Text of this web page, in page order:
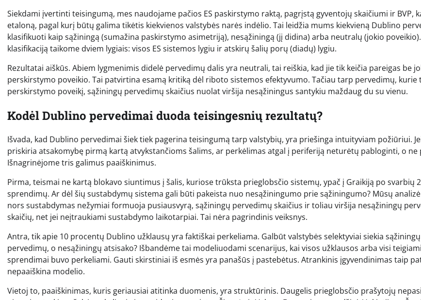
Siekdami įvertinti teisingumą, mes naudojame pačios ES paskirstymo raktą, pagrįstą gyventojų skaičiumi ir BVP,
etaloną, pagal kurį būtų galima tikėtis kiekvienos valstybės narės indėlio. Tai leidžia mums kiekvieną Dublino
klasifikuoti kaip sąžiningą (sumažina paskirstymo asimetriją), nesąžiningą (jį didina) arba neutralų (jokio
klasifikaciją taikome dviem lygiais: visos ES sistemos lygiu ir atskirų šalių porų (diadų) lygiu.
Rezultatai aiškūs. Abiem lygmenimis didelė pervedimų dalis yra neutrali, tai reiškia, kad jie tik keičia pareigas be
perskirstymo poveikio. Tai patvirtina esamą kritiką dėl riboto sistemos efektyvumo. Tačiau tarp pervedimų, kurie
perskirstymo poveikį, sąžiningų pervedimų skaičius nuolat viršija nesąžiningus santykiu maždaug du su vienu.
Kodėl Dublino pervedimai duoda teisingesnių rezultatų?
Išvada, kad Dublino pervedimai šiek tiek pagerina teisingumą tarp valstybių, yra priešinga intuityviam požiūriui.
priskiria atsakomybę pirmą kartą atvykstančioms šalims, ar perkėlimas atgal į periferiją neturėtų pabloginti, o ne
Išnagrinėjome tris galimus paaiškinimus.
Pirma, teismai ne kartą blokavo siuntimus į šalis, kuriose trūksta prieglobsčio sistemų, ypač į Graikiją po svarbių
sprendimų. Ar dėl šių sustabdymų sistema gali būti pakeista nuo nesąžiningumo prie sąžiningumo? Mūsų
nors sustabdymas nežymiai formuoja pusiausvyrą, sąžiningų pervedimų skaičius ir toliau viršija nesąžiningų
skaičių, net jei neįtraukiami sustabdymo laikotarpiai. Tai nėra pagrindinis veiksnys.
Antra, tik apie 10 procentų Dublino užklausų yra faktiškai perkeliama. Galbūt valstybės selektyviai siekia sąžiningų
pervedimų, o nesąžiningų atsisako? Išbandėme tai modeliuodami scenarijus, kai visos užklausos arba visi teigiami
sprendimai buvo perkeliami. Gauti skirstiniai iš esmės yra panašūs į pastebėtus. Atrankinis įgyvendinimas taip
nepaaiškina modelio.
Vietoj to, paaiškinimas, kuris geriausiai atitinka duomenis, yra struktūrinis. Daugelis prieglobsčio prašytojų